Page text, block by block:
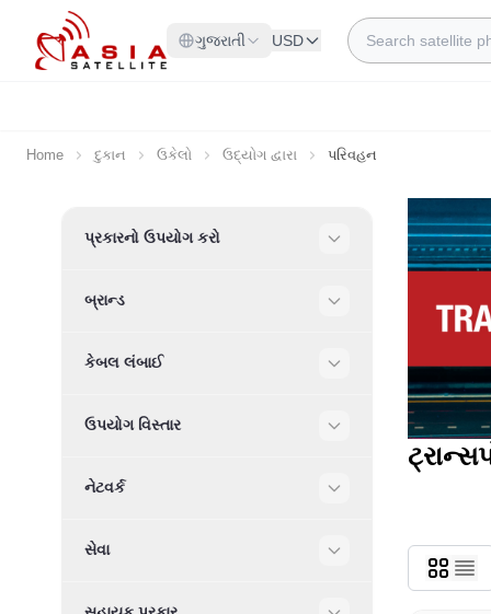
Skip to Content
ગુજરાતી USD
Search
Home દુકાન ઉકેલો ઉદ્યોગ દ્વારા પરિવહન
Skip to product list
પ્રકારનો ઉપયોગ કરો
બ્રાન્ડ
કેબલ લંબાઈ
ઉપયોગ વિસ્તાર
નેટવર્ક
સેવા